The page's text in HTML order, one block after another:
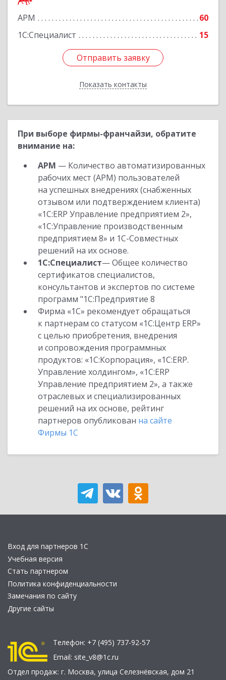
АРМ
60
1С:Специалист
15
Отправить заявку
Показать контакты
Подробнее
Отправить заявку
Назад
При выборе фирмы-франчайзи, обратите
внимание на:
АРМ — Количество автоматизированных
рабочих мест (АРМ) пользователей
на успешных внедрениях (снабженных
отзывом или подтверждением клиента)
«1С:ERP Управление предприятием 2»,
«1С:Управление производственным
предприятием 8» и 1С-Совместных
решений на их основе.
1С:Специалист— Общее количество
сертификатов специалистов,
консультантов и экспертов по системе
программ "1С:Предприятие 8
Фирма «1С» рекомендует обращаться
к партнерам со статусом «1С:Центр ERP»
с целью приобретения, внедрения
и сопровождения программных
продуктов: «1С:Корпорация», «1С:ERP.
Управление холдингом», «1С:ERP
Управление предприятием 2», а также
отраслевых и специализированных
решений на их основе, рейтинг
партнеров опубликован на сайте
Фирмы 1С
Вход для партнеров 1С
Учебная версия
Стать партнером
Политика конфиденциальности
Замечания по сайту
Другие сайты
Телефон: +7 (495) 737-92-57
Email: site_v8@1c.ru
Отдел продаж: г. Москва, улица Селезнёвская, дом 21